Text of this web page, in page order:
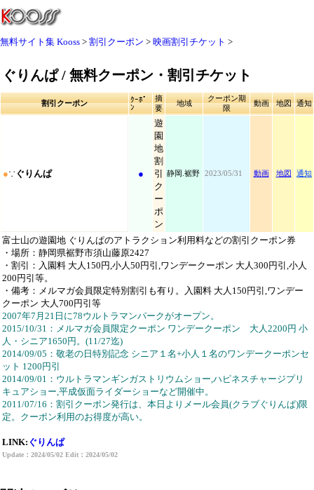
無料サイト集 Kooss 割引クーポン 映画割引チケット
ぐりんぱ / 無料クーポン・割引チケット
割引クーポン
ｸｰﾎﾟ
ﾝ
摘
要
地域
クーポン期
限
動画 地図 通知
●∵ ぐりんぱ ●
遊
園
地
割
引
ク
ー
ポ
ン
静岡.裾野 2023/05/31 動画 地図 通知
富士山の遊園地 ぐりんぱのアトラクション利用料などの割引クーポン券
・場所：静岡県裾野市須山藤原2427
・割引：入園料 大人150円,小人50円引,ワンデークーポン 大人300円引,小人
200円引等。
・備考：メルマガ会員限定特別割引も有り。入園料 大人150円引,ワンデー
クーポン 大人700円引等
2007年7月21日に78ウルトラマンパークがオープン。
2015/10/31：メルマガ会員限定クーポン ワンデークーポン 大人2200円 小
人・シニア1650円。(11/27迄)
2014/09/05：敬老の日特別記念 シニア１名+小人１名のワンデークーポンセ
ット 1200円引
2014/09/01：ウルトラマンギンガストリウムショー,ハピネスチャージプリ
キュアショー,平成仮面ライダーショーなど開催中。
2011/07/16：割引クーポン発行は、本日よりメール会員(クラブぐりんぱ)限
定。クーポン利用のお得度が高い。
LINK: ぐりんぱ
Update：2024/05/02 Edit：2024/05/02